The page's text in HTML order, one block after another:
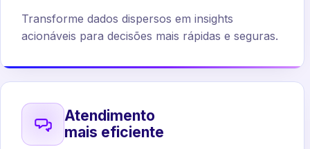
Transforme dados dispersos em insights
acionáveis para decisões mais rápidas e seguras.
Atendimento
mais eficiente